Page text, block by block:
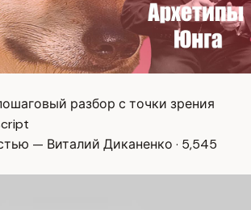
разбор с точки зрения
— Виталий Диканенко · 5,545